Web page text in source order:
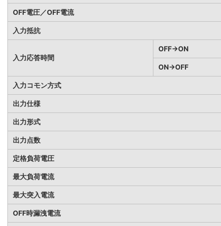
OFF電圧／OFF電流
入力抵抗
入力応答時間
OFF→ON
ON→OFF
入力コモン方式
出力仕様
出力形式
出力点数
定格負荷電圧
最大負荷電流
最大突入電流
OFF時漏洩電流